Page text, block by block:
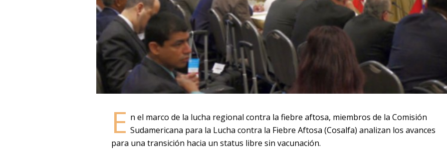
E n el marco de la lucha regional contra la fiebre aftosa, miembros de la Comisión
Sudamericana para la Lucha contra la Fiebre Aftosa (Cosalfa) analizan los avances
para una transición hacia un status libre sin vacunación.